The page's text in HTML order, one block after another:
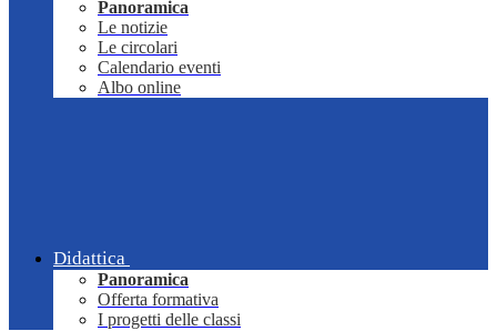
Panoramica
Le notizie
Le circolari
Calendario eventi
Albo online
Didattica
Panoramica
Offerta formativa
I progetti delle classi